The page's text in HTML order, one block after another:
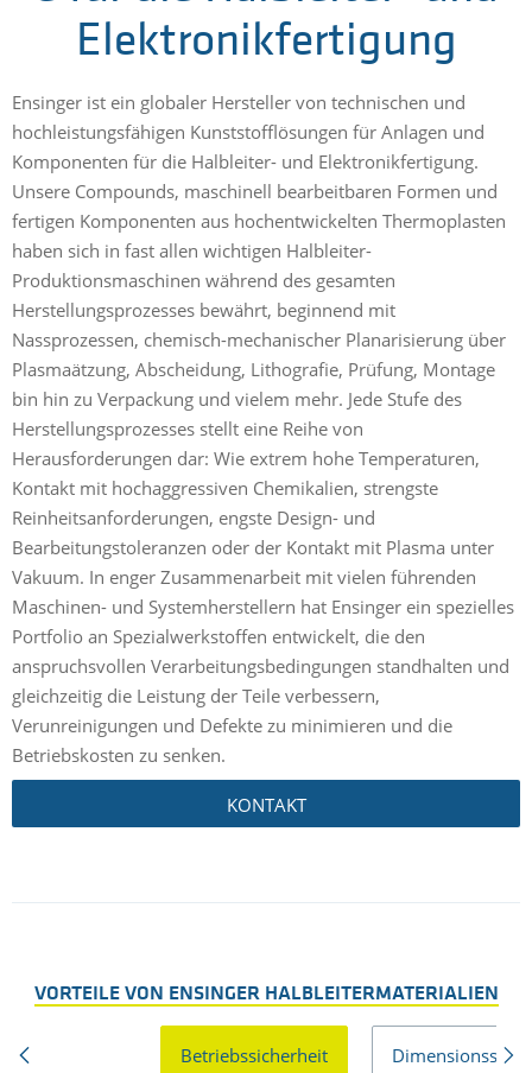
Elektronikfertigung
Ensinger ist ein globaler Hersteller von technischen und
hochleistungsfähigen Kunststofflösungen für Anlagen und
Komponenten für die Halbleiter- und Elektronikfertigung.
Unsere Compounds, maschinell bearbeitbaren Formen und
fertigen Komponenten aus hochentwickelten Thermoplasten
haben sich in fast allen wichtigen Halbleiter-
Produktionsmaschinen während des gesamten
Herstellungsprozesses bewährt, beginnend mit
Nassprozessen, chemisch-mechanischer Planarisierung über
Plasmaätzung, Abscheidung, Lithografie, Prüfung, Montage
bin hin zu Verpackung und vielem mehr. Jede Stufe des
Herstellungsprozesses stellt eine Reihe von
Herausforderungen dar: Wie extrem hohe Temperaturen,
Kontakt mit hochaggressiven Chemikalien, strengste
Reinheitsanforderungen, engste Design- und
Bearbeitungstoleranzen oder der Kontakt mit Plasma unter
Vakuum. In enger Zusammenarbeit mit vielen führenden
Maschinen- und Systemherstellern hat Ensinger ein spezielles
Portfolio an Spezialwerkstoffen entwickelt, die den
anspruchsvollen Verarbeitungsbedingungen standhalten und
gleichzeitig die Leistung der Teile verbessern,
Verunreinigungen und Defekte zu minimieren und die
Betriebskosten zu senken.
KONTAKT
VORTEILE VON ENSINGER HALBLEITERMATERIALIEN
Betriebssicherheit